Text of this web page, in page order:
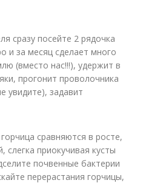
сразу посейте 2 рядочка
и за месяц сделает много
(вместо нас!!!), удержит в
прогонит проволочника
увидите), задавит
сравняются в росте,
слегка приокучивая кусты
почвенные бактерии
перерастания горчицы,